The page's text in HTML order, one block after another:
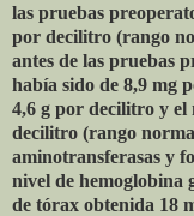
las pruebas
por decilitro (rango
antes de las pruebas
había sido de 8,9 mg
4,6 g por decilitro y el
decilitro (rango
aminotransferasas y
nivel de hemoglobina
de tórax obtenida 18